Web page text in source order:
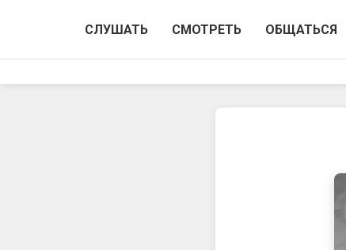
СЛУШАТЬ СМОТРЕТЬ ОБЩАТЬСЯ